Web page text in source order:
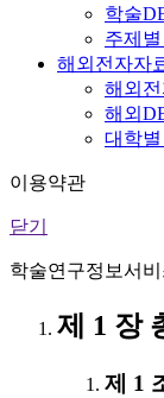
학술
주제
해외전자자
해외
해외
대학
이용약관
닫기
학술연구정보서
제 1 장
제 1